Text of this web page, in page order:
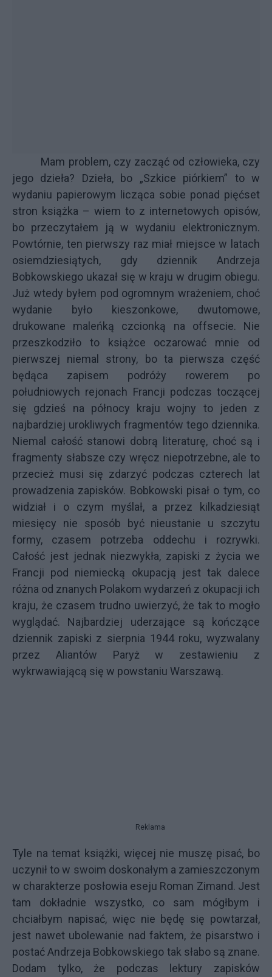
Mam problem, czy zacząć od człowieka, czy
jego dzieła? Dzieła, bo „Szkice piórkiem” to w
wydaniu papierowym licząca sobie ponad pięćset
stron książka – wiem to z internetowych opisów,
bo przeczytałem ją w wydaniu elektronicznym.
Powtórnie, ten pierwszy raz miał miejsce w latach
osiemdziesiątych, gdy dziennik Andrzeja
Bobkowskiego ukazał się w kraju w drugim obiegu.
Już wtedy byłem pod ogromnym wrażeniem, choć
wydanie było kieszonkowe, dwutomowe,
drukowane maleńką czcionką na offsecie. Nie
przeszkodziło to książce oczarować mnie od
pierwszej niemal strony, bo ta pierwsza część
będąca zapisem podróży rowerem po
południowych rejonach Francji podczas toczącej
się gdzieś na północy kraju wojny to jeden z
najbardziej urokliwych fragmentów tego dziennika.
Niemal całość stanowi dobrą literaturę, choć są i
fragmenty słabsze czy wręcz niepotrzebne, ale to
przecież musi się zdarzyć podczas czterech lat
prowadzenia zapisków. Bobkowski pisał o tym, co
widział i o czym myślał, a przez kilkadziesiąt
miesięcy nie sposób być nieustanie u szczytu
formy, czasem potrzeba oddechu i rozrywki.
Całość jest jednak niezwykła, zapiski z życia we
Francji pod niemiecką okupacją jest tak dalece
różna od znanych Polakom wydarzeń z okupacji ich
kraju, że czasem trudno uwierzyć, że tak to mogło
wyglądać. Najbardziej uderzające są kończące
dziennik zapiski z sierpnia 1944 roku, wyzwalany
przez Aliantów Paryż w zestawieniu z
wykrwawiającą się w powstaniu Warszawą.
Reklama
Tyle na temat książki, więcej nie muszę pisać, bo
uczynił to w swoim doskonałym a zamieszczonym
w charakterze posłowia eseju Roman Zimand. Jest
tam dokładnie wszystko, co sam mógłbym i
chciałbym napisać, więc nie będę się powtarzał,
jest nawet ubolewanie nad faktem, że pisarstwo i
postać Andrzeja Bobkowskiego tak słabo są znane.
Dodam tylko, że podczas lektury zapisków